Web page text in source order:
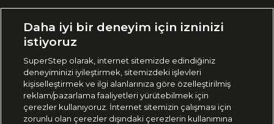
🇹🇷 Türkiye
444 37 36
Daha iyi bir deneyim için izninizi
istiyoruz
SuperStep olarak, internet sitemizde edindiğiniz
deneyiminizi iyileştirmek, sitemizdeki işlevleri
kişiselleştirmek ve ilgi alanlarınıza göre özelleştirilmiş
reklam/pazarlama faaliyetleri yürütebilmek için
çerezler kullanıyoruz. İnternet sitemizin çalışması için
zorunlu olan çerezler dışındaki çerezlerin kullanımına